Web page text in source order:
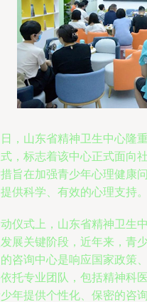
，山东省精神卫生中心隆
，标志着该中心正式面向
旨在加强青少年心理健康
供科学、有效的心理支持。
仪式上，山东省精神卫生
展关键阶段，近年来，青
咨询中心是响应国家政策
托专业团队，包括精神科
年提供个性化、保密的咨